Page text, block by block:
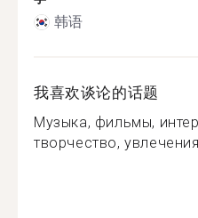
韩语
我喜欢谈论的话题
Музыка, фильмы,
творчество,